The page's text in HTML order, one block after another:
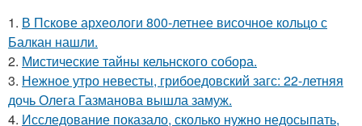
1. В Пскове археологи 800-летнее височное кольцо с
Балкан нашли.
2. Мистические тайны кельнского собора.
3. Нежное утро невесты, грибоедовский загс: 22-летняя
дочь Олега Газманова вышла замуж.
4. Исследование показало, сколько нужно недосыпать,